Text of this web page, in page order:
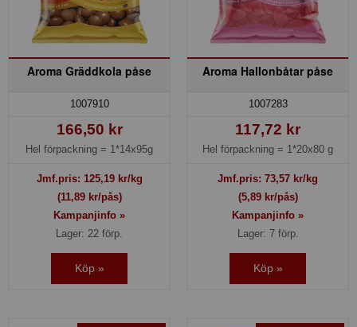
Aroma Gräddkola påse
1007910
166,50 kr
Hel förpackning = 1*14x95g
Jmf.pris: 125,19kr/kg
(11,89 kr/pås)
Kampanjinfo »
Lager: 22 förp.
Köp »
Aroma Hallonbåtar påse
1007283
117,72 kr
Hel förpackning = 1*20x80 g
Jmf.pris: 73,57 kr/kg
(5,89 kr/pås)
Kampanjinfo »
Lager: 7 förp.
Köp »